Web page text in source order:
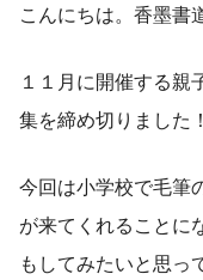
こんにちは。香墨書
１１月に開催する親
集を締め切りました！
今回は小学校で毛筆
が来てくれることに
もしてみたいと思っ